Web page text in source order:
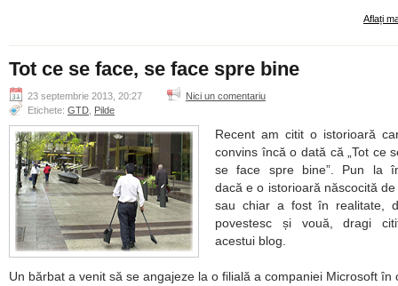
Aflați
Tot ce se face, se face spre bine
23 septembrie 2013, 20:27
Nici un comentariu
Etichete: GTD Pilde
Recent am citit o istorioară
convins încă o dată că „Tot ce
se face spre bine”. Pun la
dacă e o istorioară născocită de
sau chiar a fost în realitate,
povestesc și vouă, dragi
acestui blog.
Un bărbat a venit să se angajeze la o filială a companiei Microsoft în